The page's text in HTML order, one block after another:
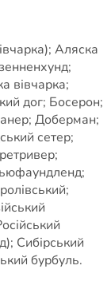
Аляска
вівчарка;
дог; Босерон;
Доберман;
сетер;
Сибірський
бурбуль.